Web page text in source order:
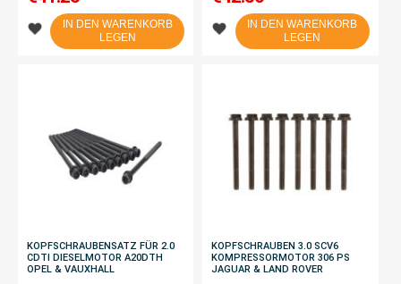
IN DEN WARENKORB
LEGEN
IN DEN WARENKORB
LEGEN
KOPFSCHRAUBENSATZ FÜR 2.0
CDTI DIESELMOTOR A20DTH
OPEL & VAUXHALL
KOPFSCHRAUBEN 3.0 SCV6
KOMPRESSORMOTOR 306 PS
JAGUAR & LAND ROVER